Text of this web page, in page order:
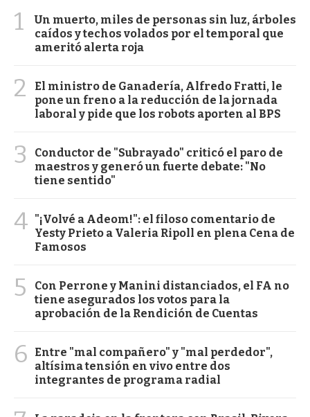
1
Un muerto, miles de personas sin luz, árboles
caídos y techos volados por el temporal que
ameritó alerta roja
2
El ministro de Ganadería, Alfredo Fratti, le
pone un freno a la reducción de la jornada
laboral y pide que los robots aporten al BPS
3
Conductor de "Subrayado" criticó el paro de
maestros y generó un fuerte debate: "No
tiene sentido"
4 "¡Volvé a Adeom!": el filoso comentario de
Yesty Prieto a Valeria Ripoll en plena Cena de
Famosos
5
Con Perrone y Manini distanciados, el FA no
tiene asegurados los votos para la
aprobación de la Rendición de Cuentas
6
Entre "mal compañero" y "mal perdedor",
altísima tensión en vivo entre dos
integrantes de programa radial